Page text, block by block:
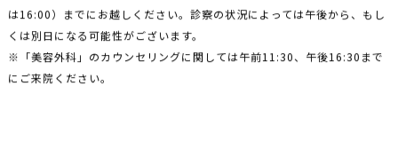
は16:00）までにお越しください。診察の状況によっては午後から、もし
くは別日になる可能性がございます。
※「美容外科」のカウンセリングに関しては午前11:30、午後16:30まで
にご来院ください。